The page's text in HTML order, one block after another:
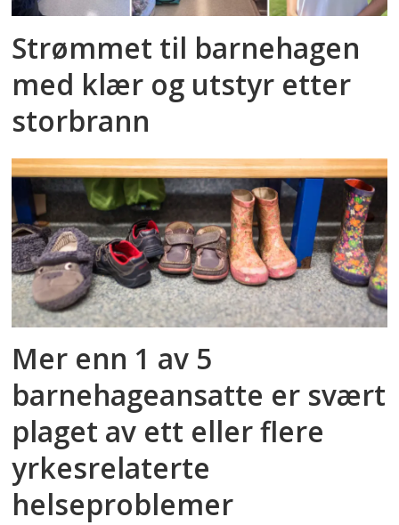
Strømmet til barnehagen
med klær og utstyr etter
storbrann
Mer enn 1 av 5
barnehageansatte er svært
plaget av ett eller flere
yrkesrelaterte
helseproblemer